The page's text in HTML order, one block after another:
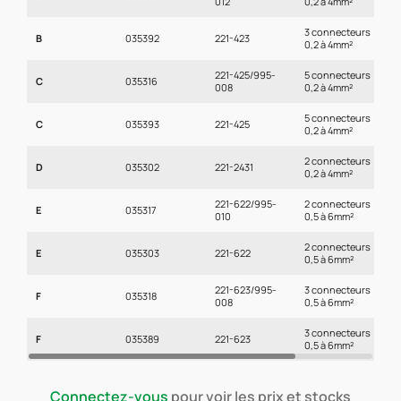
B 035392 221-423
3 connecteurs
0,2 à 4mm²
C 035316
221-425/995-
008
5 connecteurs
0,2 à 4mm²
C 035393 221-425
5 connecteurs
0,2 à 4mm²
D 035302 221-2431
2 connecteurs
0,2 à 4mm²
E 035317
221-622/995-
010
2 connecteurs
0,5 à 6mm²
E 035303 221-622
2 connecteurs
0,5 à 6mm²
F 035318
221-623/995-
008
3 connecteurs
0,5 à 6mm²
F 035389 221-623
3 connecteurs
0,5 à 6mm²
Connectez-vous pour voir les prix et stocks